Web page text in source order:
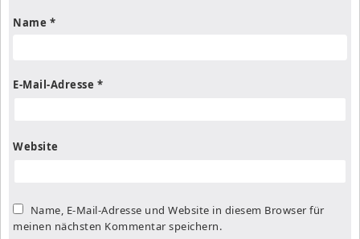
Name *
E-Mail-Adresse *
Website
Name, E-Mail-Adresse und Website in diesem Browser für
meinen nächsten Kommentar speichern.